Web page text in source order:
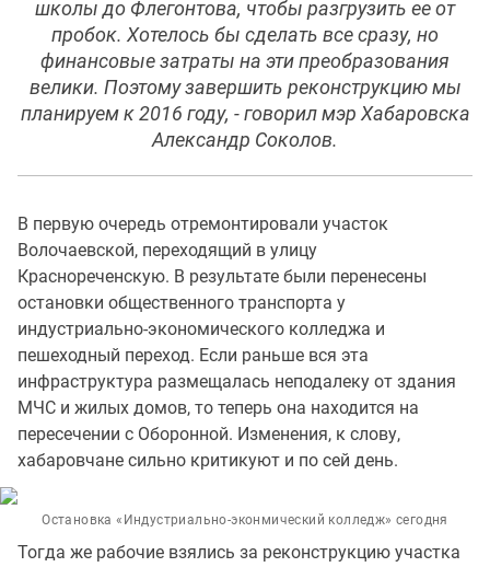
школы до Флегонтова, чтобы разгрузить ее от
пробок. Хотелось бы сделать все сразу, но
финансовые затраты на эти преобразования
велики. Поэтому завершить реконструкцию мы
планируем к 2016 году, - говорил мэр Хабаровска
Александр Соколов.
В первую очередь отремонтировали участок
Волочаевской, переходящий в улицу
Краснореченскую. В результате были перенесены
остановки общественного транспорта у
индустриально-экономического колледжа и
пешеходный переход. Если раньше вся эта
инфраструктура размещалась неподалеку от здания
МЧС и жилых домов, то теперь она находится на
пересечении с Оборонной. Изменения, к слову,
хабаровчане сильно критикуют и по сей день.
Остановка «Индустриально-эконмический колледж» сегодня
Тогда же рабочие взялись за реконструкцию участка